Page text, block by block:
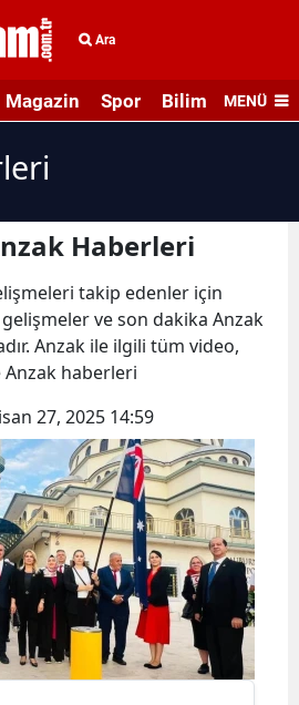
Ara
Magazin Spor Bilim veMENÜ
Haberleri
takip edenler için
ve son dakika Anzak
Anzak ile ilgili tüm video,
haberleri
27, 2025 14:59